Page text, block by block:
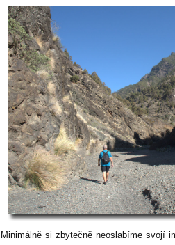
Minimálně si zbytečně neoslabíme svojí